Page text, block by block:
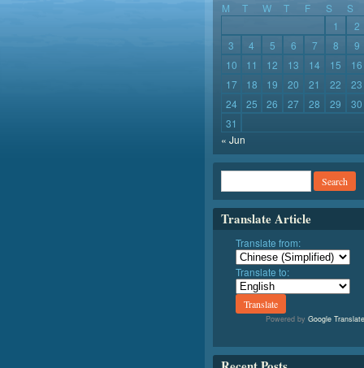
M T W T F S
S
1
2
3
4 5 6 7 8
9
10
11 12 13 14 15
16
17
18 19 20 21 22
23
24
25 26 27 28 29
30
31
« Jun
Translate Article
Translate from:
Translate to:
Powered by Google Translate